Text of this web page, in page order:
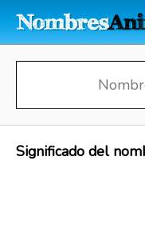
Significado del